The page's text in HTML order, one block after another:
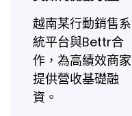
越南某行動銷售系
統平台與Bettr合
作，為高績效商家
提供營收基礎融
資。